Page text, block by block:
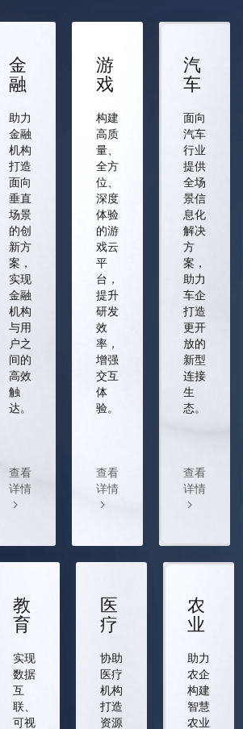
金
融
助力
金融
机构
打造
面向
垂直
场景
的创
新方
案，
实现
金融
机构
与用
户之
间的
高效
触
达。
查看
详情
游
戏
构建
高质
量、
全方
位、
深度
体验
的游
戏云
平
台，
提升
研发
效
率，
增强
交互
体
验。
查看
详情
汽
车
面向
汽车
行业
提供
全场
景信
息化
解决
方
案，
助力
车企
打造
更开
放的
新型
连接
生
态。
查看
详情
教
育
实现
数据
互
联、
可视
医
疗
协助
医疗
机构
打造
资源
农
业
助力
农企
构建
智慧
农业